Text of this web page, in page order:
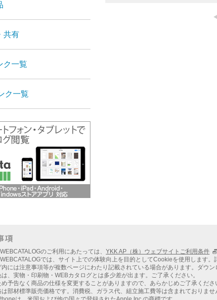
共有
ク一覧
ク一覧
WEBCATALOGのご利用にあたっては、 YKK AP（株）ウェブサイトご利用条件
WEBCATALOGでは、サイト上での体験向上を目的としてCookieを使用します。
内には注意事項等が複数ページにわたり記載されている場合があります。ダウ
は、実物・印刷物・WEBカタログとは多少差が出ます。ご了承ください。
め予告なく商品の仕様を変更することがありますので、あらかじめご了承くださ
は部材標準販売価格です。消費税、ガラス代、組立施工費等は含まれておりませ